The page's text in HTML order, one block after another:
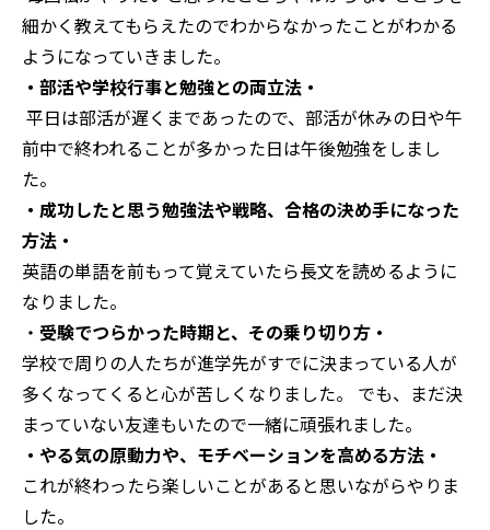
細かく教えてもらえたのでわからなかったことがわかる
ようになっていきました。
・部活や学校行事と勉強との両立法・
平日は部活が遅くまであったので、部活が休みの日や午
前中で終われることが多かった日は午後勉強をしまし
た。
・成功したと思う勉強法や戦略、合格の決め手になった
方法・
英語の単語を前もって覚えていたら長文を読めるように
なりました。
・ 受験でつらかった時期と、その乗り切り方・
学校で周りの人たちが進学先がすでに決まっている人が
多くなってくると心が苦しくなりました。 でも、まだ決
まっていない友達もいたので一緒に頑張れました。
・やる気の原動力や、モチベーションを高める方法・
これが終わったら楽しいことがあると思いながらやりま
した。